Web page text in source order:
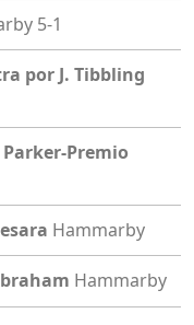
5-1
por J. Tibbling
Premio
Hammarby
Hammarby